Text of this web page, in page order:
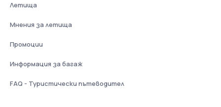
Летища
Мнения за летища
Промоции
Информация за багаж
FAQ - Туристически пътеводител